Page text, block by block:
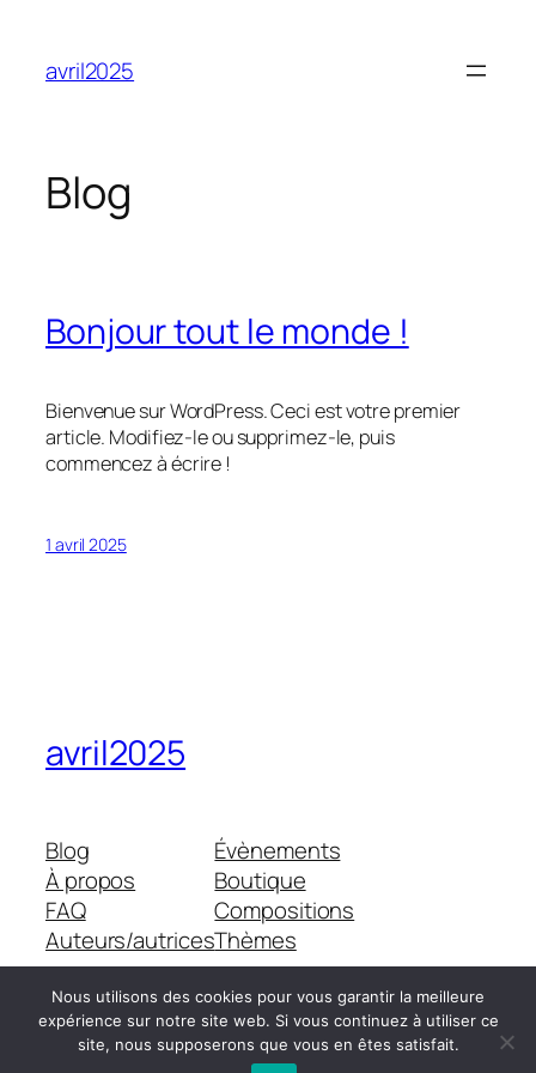
contenu
avril2025
Blog
Bonjour tout le monde !
Bienvenue sur WordPress. Ceci est votre premier
article. Modifiez-le ou supprimez-le, puis
commencez à écrire !
1 avril 2025
avril2025
Blog
À propos
FAQ
Auteurs/autrices
Évènements
Boutique
Compositions
Thèmes
Twenty Twenty-Five Conçu avecWordPress
Nous utilisons des cookies pour vous garantir la meilleure
expérience sur notre site web. Si vous continuez à utiliser ce
site, nous supposerons que vous en êtes satisfait.